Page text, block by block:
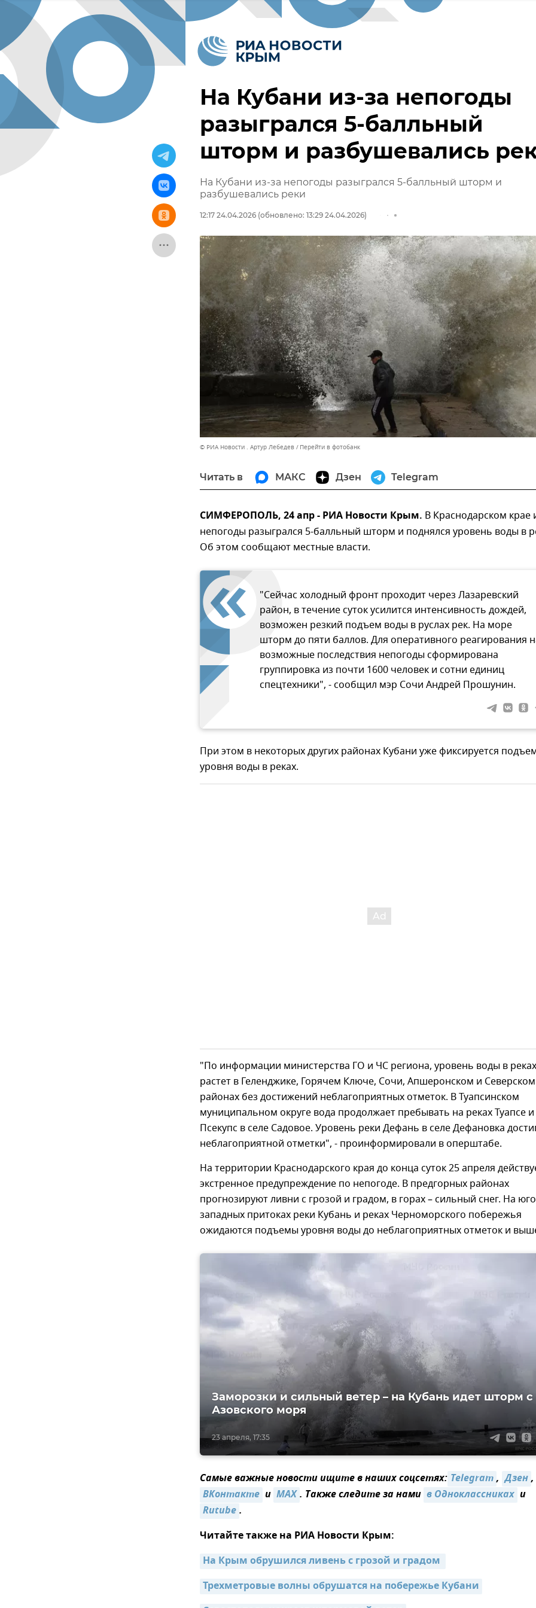
На Кубани из-за непогоды
разыгрался 5-балльный
шторм и разбушевались
На Кубани из-за непогоды разыгрался 5-балльный шторм и
разбушевались реки
12:17 24.04.2026 (обновлено: 13:29 24.04.2026)
© РИА Новости . Артур Лебедев Перейти в фотобанк
Читать в МАКС Дзен Telegram
СИМФЕРОПОЛЬ, 24 апр - РИА Новости Крым. В Краснодарском крае
непогоды разыгрался 5-балльный шторм и поднялся уровень воды в
Об этом сообщают местные власти.
"Сейчас холодный фронт проходит через Лазаревский
район, в течение суток усилится интенсивность дождей,
возможен резкий подъем воды в руслах рек. На море
шторм до пяти баллов. Для оперативного реагирования
возможные последствия непогоды сформирована
группировка из почти 1600 человек и сотни единиц
спецтехники", - сообщил мэр Сочи Андрей Прошунин.
При этом в некоторых других районах Кубани уже фиксируется
уровня воды в реках.
"По информации министерства ГО и ЧС региона, уровень воды в реках
растет в Геленджике, Горячем Ключе, Сочи, Апшеронском и Северском
районах без достижений неблагоприятных отметок. В Туапсинском
муниципальном округе вода продолжает пребывать на реках Туапсе и
Псекупс в селе Садовое. Уровень реки Дефань в селе Дефановка
неблагоприятной отметки", - проинформировали в оперштабе.
На территории Краснодарского края до конца суток 25 апреля
экстренное предупреждение по непогоде. В предгорных районах
прогнозируют ливни с грозой и градом, в горах – сильный снег. На
западных притоках реки Кубань и реках Черноморского побережья
ожидаются подъемы уровня воды до неблагоприятных отметок и
23 апреля, 17:35
Заморозки и сильный ветер – на Кубань идет шторм с
Азовского моря
Самые важные новости ищите в наших соцсетях: Telegram, Дзен,
ВКонтакте и MAX. Также следите за нами в Одноклассниках и
Rutube.
Читайте также на РИА Новости Крым:
На Крым обрушился ливень с грозой и градом
Трехметровые волны обрушатся на побережье Кубани